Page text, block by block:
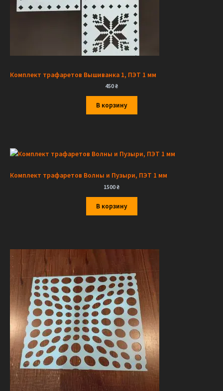
Комплект трафаретов Вышиванка 1, ПЭТ 1 мм
450₴
В корзину
Комплект трафаретов Волны и Пузыри, ПЭТ 1 мм
1500₴
В корзину